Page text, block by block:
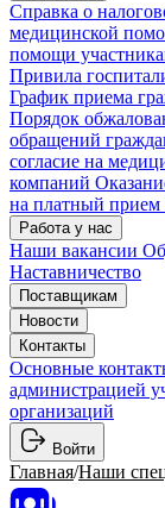
Справка о
медицинской
помощи
Привила
График приема
Порядок
обращений
согласие на
компаний
на платный прием
Работа у нас
Наши вакансии
Наставничество
Поставщикам
Новости
Контакты
Основные
администрацией
организаций
Войти
Главная/Наши